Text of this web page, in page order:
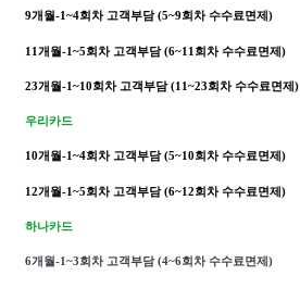
9개월-1~4회차 고객부담(5~9회차 수수료면제)
11개월-1~5회차 고객부담(6~11회차 수수료면제)
23개월-1~10회차 고객부담(11~23회차 수수료면제)
우리카드
10개월-1~4회차 고객부담(5~10회차 수수료면제)
12개월-1~5회차 고객부담(6~12회차 수수료면제)
하나카드
6개월-1~3회차 고객부담 (4~6회차 수수료면제)